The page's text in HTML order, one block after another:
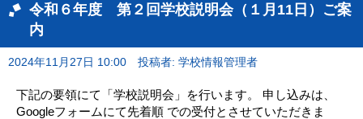
令和６年度 第２回学校説明会（１月11日）ご案
内
2024年11月27日 10:00 投稿者: 学校情報管理者
下記の要領にて「学校説明会」を行います。 申し込みは、
Googleフォームにて先着順 での受付とさせていただきま